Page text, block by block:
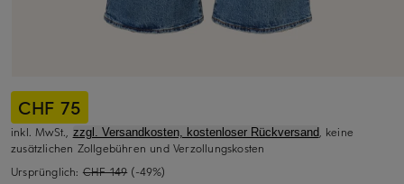
CHF 75
inkl. MwSt., zzgl. Versandkosten, kostenloser Rückversand, keine
zusätzlichen Zollgebühren und Verzollungskosten
Ursprünglich: CHF 149 (-49%)